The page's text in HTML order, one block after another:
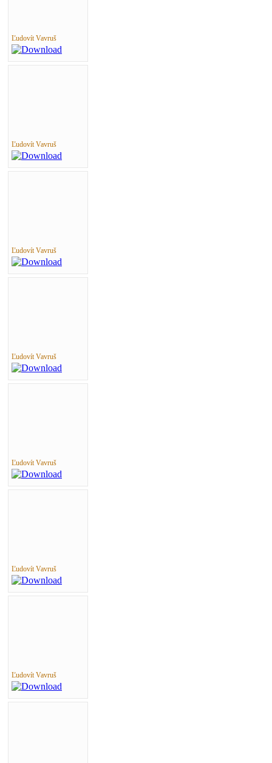
Ľudovít Vavruš
Ľudovít Vavruš
Ľudovít Vavruš
Ľudovít Vavruš
Ľudovít Vavruš
Ľudovít Vavruš
Ľudovít Vavruš